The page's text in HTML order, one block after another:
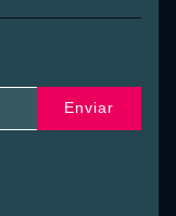
Enviar